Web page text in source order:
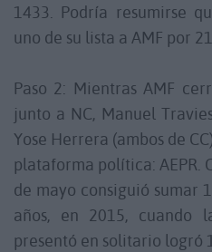
1433. Podría resumirse
uno de su lista a AMF por
Paso 2: Mientras AMF
junto a NC, Manuel
Yose Herrera (ambos de
plataforma política: AEPR.
de mayo consiguió sumar
años, en 2015, cuando
presentó en solitario logró